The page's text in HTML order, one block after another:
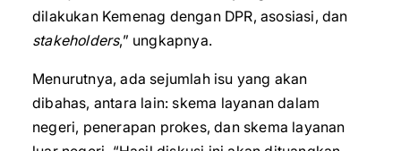
dilakukan Kemenag dengan DPR, asosiasi, dan
stakeholders,” ungkapnya.
Menurutnya, ada sejumlah isu yang akan
dibahas, antara lain: skema layanan dalam
negeri, penerapan prokes, dan skema layanan